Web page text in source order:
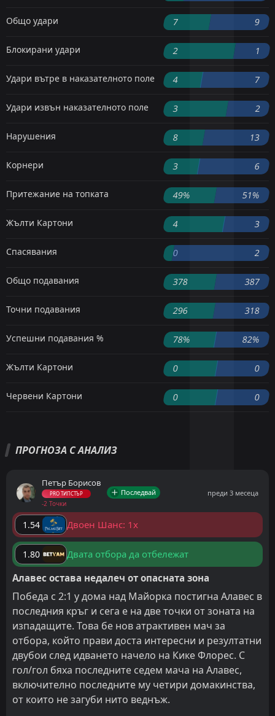
Общо удари 7 9
Блокирани удари 2 1
Удари вътре в наказателното поле 4 7
Удари извън наказателното поле 3 2
Нарушения 8 13
Корнери 3 6
Притежание на топката 49% 51%
Жълти Картони 4 3
Спасявания 0 2
Общо подавания 378 387
Точни подавания 296 318
Успешни подавания % 78% 82%
Жълти Картони 0 0
Червени Картони 0 0
ПРОГНОЗА С АНАЛИЗ
Петър Борисов
PRO ТИПСТЪР
-2 Точки
Последвай преди 3 месеца
1.54 Двоен Шанс: 1x
1.80
Двата отбора да отбележат
Алавес остава недалеч от опасната зона
Победа с 2:1 у дома над Майорка постигна Алавес в
последния кръг и сега е на две точки от зоната на
изпадащите. Това бе нов атрактивен мач за
отбора, който прави доста интересни и резултатни
двубои след идването начело на Кике Флорес. С
гол/гол бяха последните седем мача на Алавес,
включително последните му четири домакинства,
от които не загуби нито веднъж.